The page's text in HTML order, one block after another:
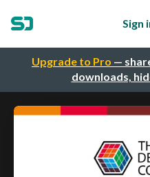
Upgrade to Pro —
downloads,
Sign